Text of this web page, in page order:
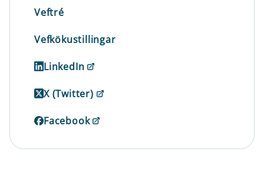
Veftré
Vefkökustillingar
LinkedIn
X (Twitter)
Facebook